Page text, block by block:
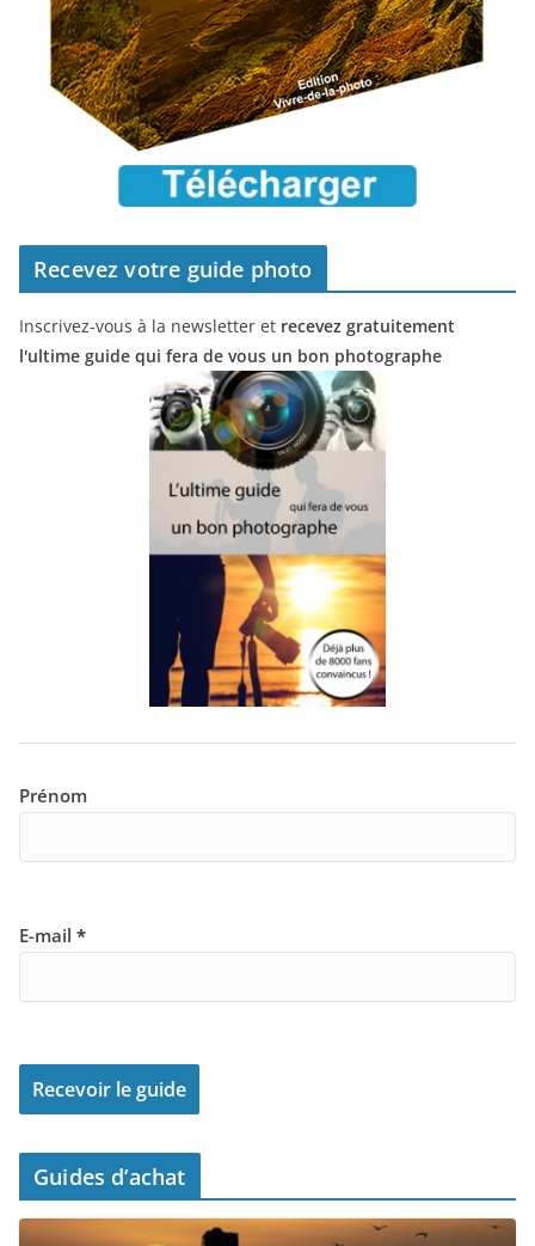
Recevez votre guide photo
Inscrivez-vous à la newsletter et recevez gratuitement
l'ultime guide qui fera de vous un bon photographe
Prénom
E-mail *
Guides d’achat